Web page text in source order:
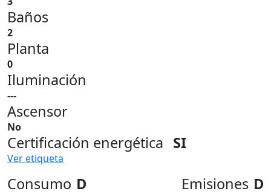
Baños
2
Planta
0
Iluminación
---
Ascensor
No
Certificación energética SI
Ver etiqueta
Consumo D Emisiones D